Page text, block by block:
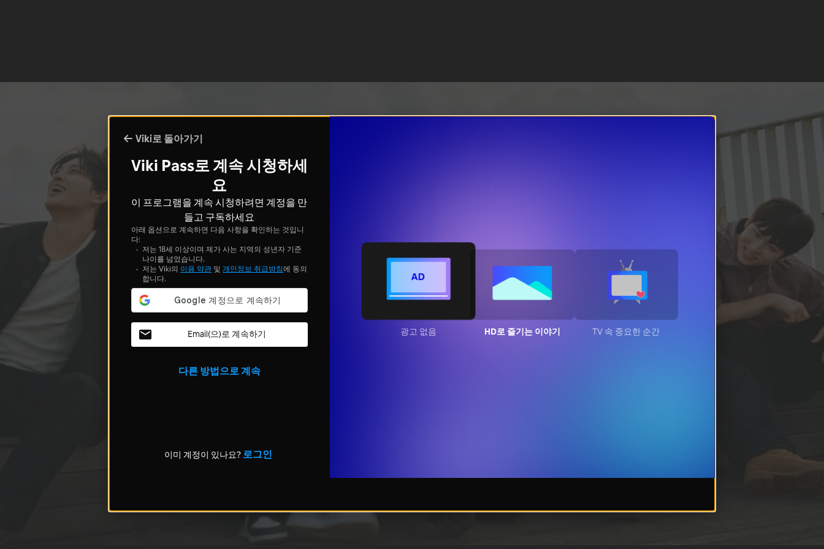
Viki로 돌아가기
Viki Pass로 계속 시청하세
요
이 프로그램을 계속 시청하려면 계정을 만
들고 구독하세요
아래 옵션으로 계속하면 다음 사항을 확인하는 것입니
다:
저는 18세 이상이며 제가 사는 지역의 성년자 기준
나이를 넘었습니다.
저는 Viki의 이용 약관 및 개인정보 취급방침에 동의
합니다.
Email(으)로 계속하기
다른 방법으로 계속
이미 계정이 있나요? 로그인
광고 없음 HD로 즐기는 이야기 TV 속 중요한 순간